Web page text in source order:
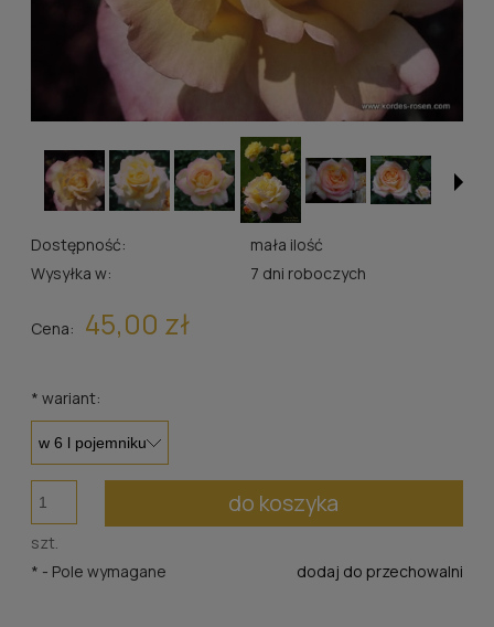
Dostępność:
mała ilość
Wysyłka w:
7 dni roboczych
Cena: 45,00 zł
* wariant:
szt.
do koszyka
dodaj do przechowalni
* - Pole wymagane